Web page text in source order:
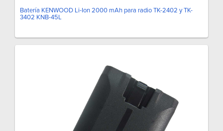
Batería KENWOOD Li-Ion 2000 mAh para radio TK-2402 y TK-
3402 KNB-45L